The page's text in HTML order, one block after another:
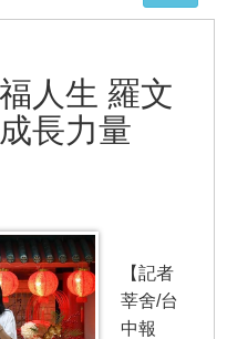
人生 羅文
長力量
【記者
莘舍/台
中報